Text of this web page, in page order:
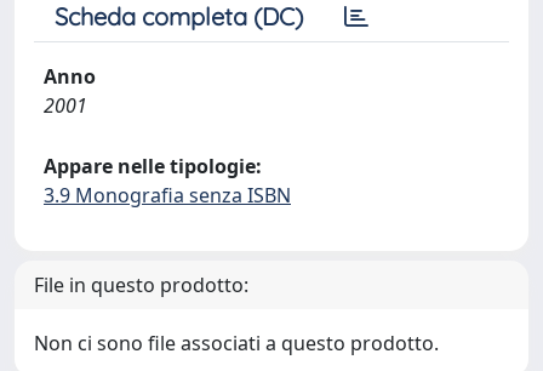
Scheda completa (DC)
Anno
2001
Appare nelle tipologie:
3.9 Monografia senza ISBN
File in questo prodotto:
Non ci sono file associati a questo prodotto.